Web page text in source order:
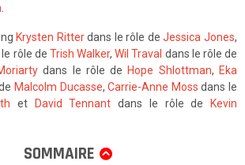
Krysten Ritterdans le rôle deJessica Jones,
rôle de Trish Walker,Wil Traval dans le rôle de
dans le rôle de Hope Shlottman, Eka
Malcolm Ducasse,Carrie-Anne Moss dans le
et David Tennant dans le rôle de
Kevin
SOMMAIRE